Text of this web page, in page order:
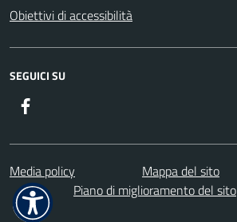
Obiettivi di accessibilità
SEGUICI SU
Media policy
Mappa del sito
Piano di miglioramento del sito